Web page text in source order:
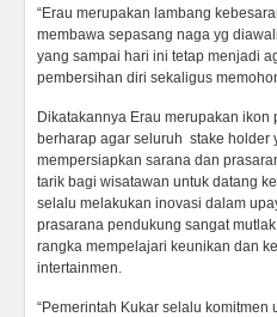
“Erau merupakan lambang
membawa sepasang naga yg
yang sampai hari ini tetap menjadi
pembersihan diri sekaligus
Dikatakannya Erau merupakan
berharap agar seluruh stake holder
mempersiapkan sarana dan
tarik bagi wisatawan untuk datang
selalu melakukan inovasi dalam
prasarana pendukung sangat
rangka mempelajari keunikan dan
intertainmen.
“Pemerintah Kukar selalu